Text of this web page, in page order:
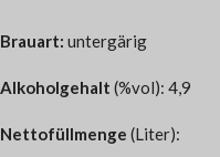
Brauart: untergärig
Alkoholgehalt (%vol): 4,9
Nettofüllmenge (Liter):